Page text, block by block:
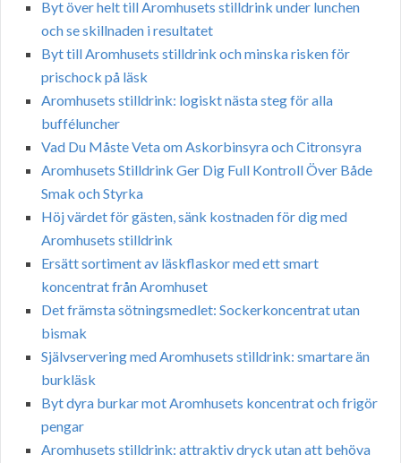
Byt över helt till Aromhusets stilldrink under lunchen
och se skillnaden i resultatet
Byt till Aromhusets stilldrink och minska risken för
prischock på läsk
Aromhusets stilldrink: logiskt nästa steg för alla
bufféluncher
Vad Du Måste Veta om Askorbinsyra och Citronsyra
Aromhusets Stilldrink Ger Dig Full Kontroll Över Både
Smak och Styrka
Höj värdet för gästen, sänk kostnaden för dig med
Aromhusets stilldrink
Ersätt sortiment av läskflaskor med ett smart
koncentrat från Aromhuset
Det främsta sötningsmedlet: Sockerkoncentrat utan
bismak
Självservering med Aromhusets stilldrink: smartare än
burkläsk
Byt dyra burkar mot Aromhusets koncentrat och frigör
pengar
Aromhusets stilldrink: attraktiv dryck utan att behöva